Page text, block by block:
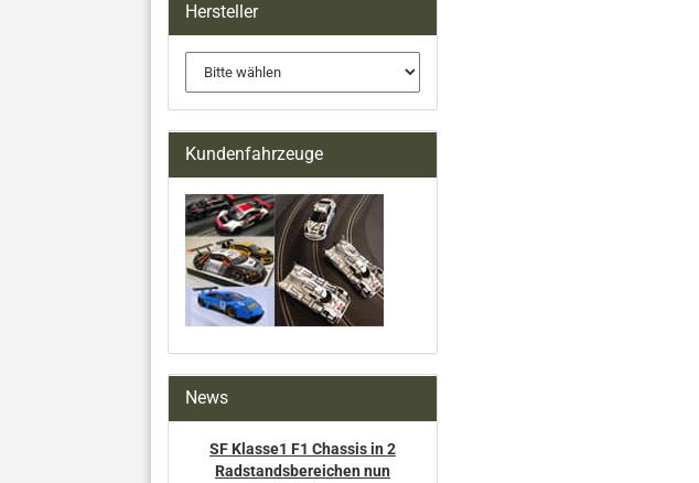
Hersteller
Kundenfahrzeuge
News
SF Klasse1 F1 Chassis in 2
Radstandsbereichen nun